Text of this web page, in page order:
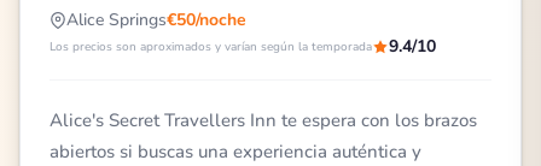
Alice Springs€50/noche
Los precios son aproximados y varían según la temporada 9.4/10
Alice's Secret Travellers Inn te espera con los brazos
abiertos si buscas una experiencia auténtica y